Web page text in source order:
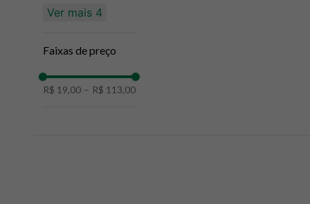
Ver mais 4
Faixas de preço
R$ 19,00 – R$ 113,00